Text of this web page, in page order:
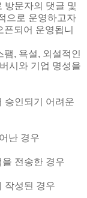
방문자의 댓글 및
으로 운영하고자
되어 운영됩니
, 욕설, 외설적인
시와 기업 명성을
승인되기 어려운
난 경우
전송한 경우
작성된 경우